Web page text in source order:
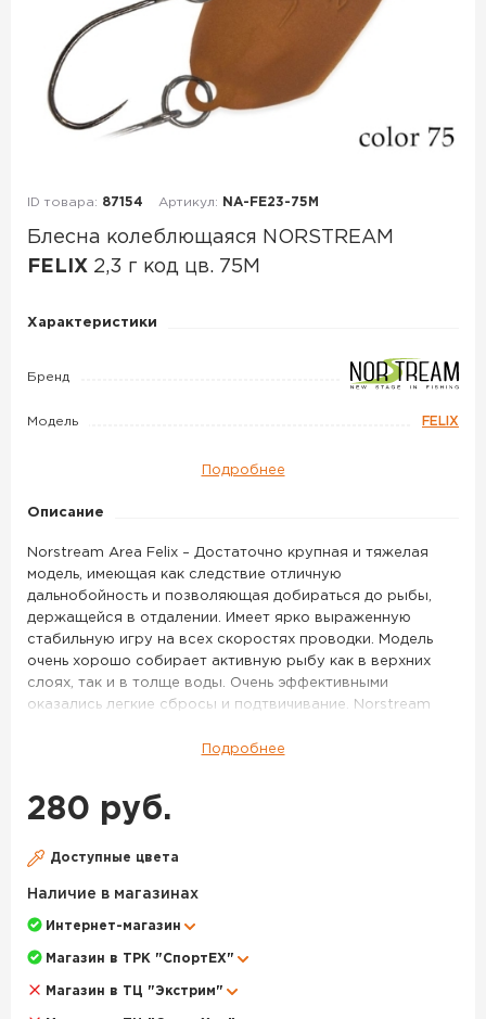
ID товара: 87154 Артикул: NA-FE23-75M
Блесна колеблющаяся NORSTREAM
FELIX 2,3 г код цв. 75M
Блесна
NORSTREAM
2,3
цв.
75M
Характеристики
Бренд
Модель FELIX
Подробнее
Описание
Norstream Area Felix – Достаточно крупная и тяжелая
модель, имеющая как следствие отличную
дальнобойность и позволяющая добираться до рыбы,
держащейся в отдалении. Имеет ярко выраженную
стабильную игру на всех скоростях проводки. Модель
очень хорошо собирает активную рыбу как в верхних
слоях, так и в толще воды. Очень эффективными
оказались легкие сбросы и подтвичивание. Norstream
Felix’a. Данный размер имеет два варианта исполнения
размашистую игру и большую стабильность, она лучше
подходит для ловли на течении, с успехом применяется
эффективно получится облавливать небольшие приямки
стоячей воде она будет весьма эффективна, если
активность рыбы пошла на спад, и крупные активные
Самая легкая версия этой модели, имеет тот же размер,
что и Felix 2,3 г, но за счет меньшего веса обладает куда
Подробнее
280 руб.
Доступные цвета
Наличие в магазинах
Интернет-магазин
Магазин в ТРК "СпортЕХ"
Магазин в ТЦ "Экстрим"